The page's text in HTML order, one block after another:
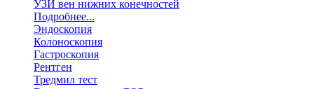
УЗИ вен нижних конечностей
Подробнее...
Эндоскопия
Колоноскопия
Гастроскопия
Рентген
Тредмил тест